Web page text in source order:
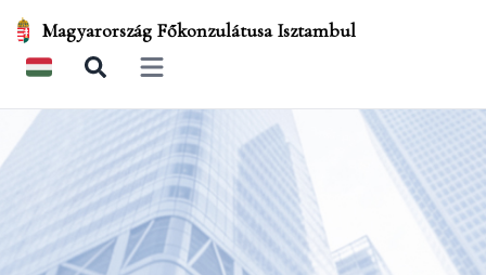
Magyarország Főkonzulátusa Isztambul
Open main menu